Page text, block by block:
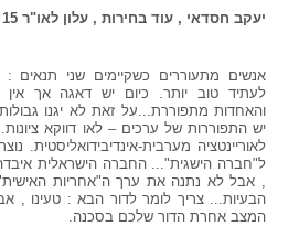
יעקב חסדאי , עוד בחירות , עלון לאו"ר 15 , ניסן תשנ"ט
אנשים מתעוררים כשקיימים שני תנאים
לעתיד טוב יותר. כיום יש דאגה אך
והאחדות מתפוררת...על זאת לא יגנו
יש התפוררות של ערכים – לאו דווקא
לאוריינטציה מערבית-אינדיבידואליסטית.
ל"חברה הישגית"... החברה הישראלית
, אבל לא נתנה את ערך ה"אחריות
הבעיות... צריך לומר לדור הבא : טעינו ,
המצב אחרת הדור שלכם בסכנה.